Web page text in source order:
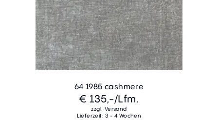
64 1985 cashmere
€ 135,-/Lfm.
zzgl. Versand
Lieferzeit: 3 - 4 Wochen